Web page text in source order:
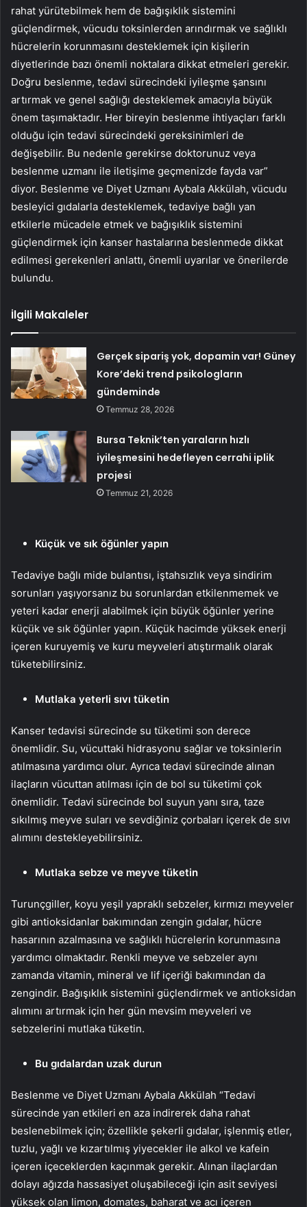
rahat yürütebilmek hem de bağışıklık sistemini
güçlendirmek, vücudu toksinlerden arındırmak ve sağlıklı
hücrelerin korunmasını desteklemek için kişilerin
diyetlerinde bazı önemli noktalara dikkat etmeleri gerekir.
Doğru beslenme, tedavi sürecindeki iyileşme şansını
artırmak ve genel sağlığı desteklemek amacıyla büyük
önem taşımaktadır. Her bireyin beslenme ihtiyaçları farklı
olduğu için tedavi sürecindeki gereksinimleri de
değişebilir. Bu nedenle gerekirse doktorunuz veya
beslenme uzmanı ile iletişime geçmenizde fayda var”
diyor. Beslenme ve Diyet Uzmanı Aybala Akkülah, vücudu
besleyici gıdalarla desteklemek, tedaviye bağlı yan
etkilerle mücadele etmek ve bağışıklık sistemini
güçlendirmek için kanser hastalarına beslenmede dikkat
edilmesi gerekenleri anlattı, önemli uyarılar ve önerilerde
bulundu.
İlgili Makaleler
Gerçek sipariş yok, dopamin var! Güney
Kore’deki trend psikologların
gündeminde
Temmuz 28, 2026
Bursa Teknik’ten yaraların hızlı
iyileşmesini hedefleyen cerrahi iplik
projesi
Temmuz 21, 2026
Küçük ve sık öğünler yapın
Tedaviye bağlı mide bulantısı, iştahsızlık veya sindirim
sorunları yaşıyorsanız bu sorunlardan etkilenmemek ve
yeteri kadar enerji alabilmek için büyük öğünler yerine
küçük ve sık öğünler yapın. Küçük hacimde yüksek enerji
içeren kuruyemiş ve kuru meyveleri atıştırmalık olarak
tüketebilirsiniz.
Mutlaka yeterli sıvı tüketin
Kanser tedavisi sürecinde su tüketimi son derece
önemlidir. Su, vücuttaki hidrasyonu sağlar ve toksinlerin
atılmasına yardımcı olur. Ayrıca tedavi sürecinde alınan
ilaçların vücuttan atılması için de bol su tüketimi çok
önemlidir. Tedavi sürecinde bol suyun yanı sıra, taze
sıkılmış meyve suları ve sevdiğiniz çorbaları içerek de sıvı
alımını destekleyebilirsiniz.
Mutlaka sebze ve meyve tüketin
Turunçgiller, koyu yeşil yapraklı sebzeler, kırmızı meyveler
gibi antioksidanlar bakımından zengin gıdalar, hücre
hasarının azalmasına ve sağlıklı hücrelerin korunmasına
yardımcı olmaktadır. Renkli meyve ve sebzeler aynı
zamanda vitamin, mineral ve lif içeriği bakımından da
zengindir. Bağışıklık sistemini güçlendirmek ve antioksidan
alımını artırmak için her gün mevsim meyveleri ve
sebzelerini mutlaka tüketin.
Bu gıdalardan uzak durun
Beslenme ve Diyet Uzmanı Aybala Akkülah “Tedavi
sürecinde yan etkileri en aza indirerek daha rahat
beslenebilmek için; özellikle şekerli gıdalar, işlenmiş etler,
tuzlu, yağlı ve kızartılmış yiyecekler ile alkol ve kafein
içeren içeceklerden kaçınmak gerekir. Alınan ilaçlardan
dolayı ağızda hassasiyet oluşabileceği için asit seviyesi
yüksek olan limon, domates, baharat ve acı içeren